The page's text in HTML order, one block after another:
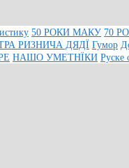
50 РОКИ МАКУ 70
РИЗНИЧА ДЯДЇ Гумор
НАШО УМЕТНЇКИ Руске